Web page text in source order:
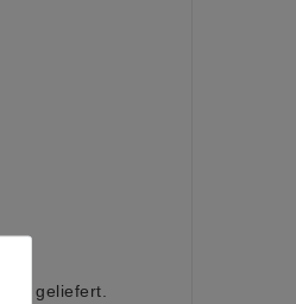
geliefert.